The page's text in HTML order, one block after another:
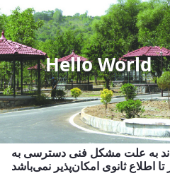
Hello World
به علت مشکل فنی دسترسی به